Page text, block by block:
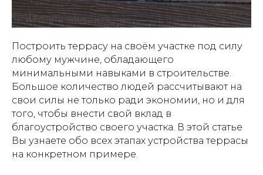
Построить террасу на своём участке под силу
любому мужчине, обладающего
минимальными навыками в строительстве.
Большое количество людей рассчитывают на
свои силы не только ради экономии, но и для
того, чтобы внести свой вклад в
благоустройство своего участка. В этой статье
Вы узнаете обо всех этапах устройства террасы
на конкретном примере.